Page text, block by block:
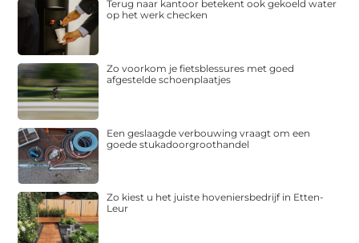
Terug naar kantoor betekent ook gekoeld water
op het werk checken
Zo voorkom je fietsblessures met goed
afgestelde schoenplaatjes
Een geslaagde verbouwing vraagt om een
goede stukadoorgroothandel
Zo kiest u het juiste hoveniersbedrijf in Etten-
Leur